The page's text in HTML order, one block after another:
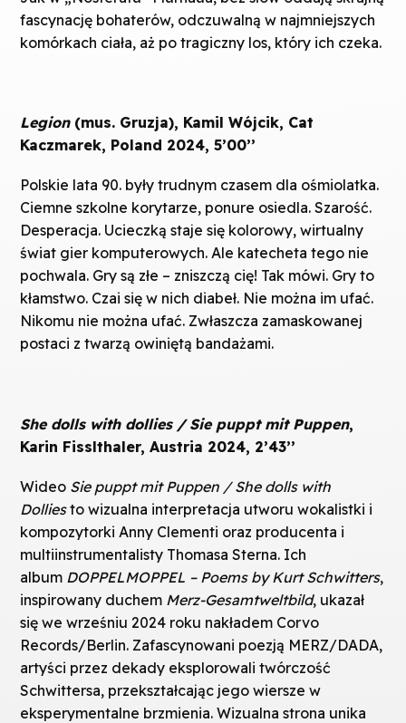
fascynację bohaterów, odczuwalną w najmniejszych
komórkach ciała, aż po tragiczny los, który ich czeka.
Legion (mus. Gruzja), Kamil Wójcik, Cat
Kaczmarek, Poland 2024, 5’00’’
Polskie lata 90. były trudnym czasem dla ośmiolatka.
Ciemne szkolne korytarze, ponure osiedla. Szarość.
Desperacja. Ucieczką staje się kolorowy, wirtualny
świat gier komputerowych. Ale katecheta tego nie
pochwala. Gry są złe – zniszczą cię! Tak mówi. Gry to
kłamstwo. Czai się w nich diabeł. Nie można im ufać.
Nikomu nie można ufać. Zwłaszcza zamaskowanej
postaci z twarzą owiniętą bandażami.
She dolls with dollies / Sie puppt mit Puppen,
Karin Fisslthaler, Austria 2024, 2’43’’
Wideo Sie puppt mit Puppen / She dolls with
Dolliesto wizualna interpretacja utworu wokalistki i
kompozytorki Anny Clementi oraz producenta i
multiinstrumentalisty Thomasa Sterna. Ich
album DOPPELMOPPEL – Poems by Kurt Schwitters,
inspirowany duchem Merz-Gesamtweltbild, ukazał
się we wrześniu 2024 roku nakładem Corvo
Records/Berlin. Zafascynowani poezją MERZ/DADA,
artyści przez dekady eksplorowali twórczość
Schwittersa, przekształcając jego wiersze w
eksperymentalne brzmienia. Wizualna strona unika